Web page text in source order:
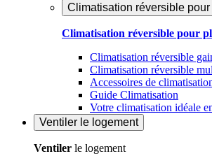
Climatisation réversible
Climatisation réversible pour
Climatisation réversible
Climatisation réversible
Accessoires de
Guide Climatisation
Votre climatisation idéale
Ventiler le logement
Ventiler le logement